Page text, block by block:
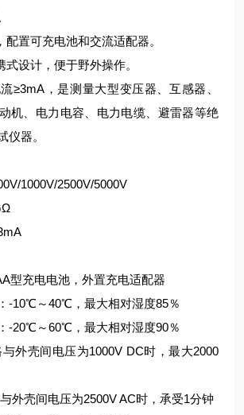
置可充电池和交流适配器。
设计，便于野外操作。
≥3mA，是测量大型变压器、互感器、
机、电力电容、电力电缆、避雷器等绝
仪器。
1000V/2500V/5000V
型充电电池，外置充电适配器
-10℃～40℃，最大相对湿度85％
-20℃～60℃，最大相对湿度90％
外壳间电压为1000V DC时，最大2000
外壳间电压为2500V AC时，承受1分钟